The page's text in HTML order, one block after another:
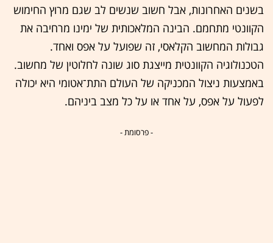
בשנים האחרונות, אבל חשוב שנשים לב שגם מרוץ החימוש
הקוונטי מתחמם. הבינה המלאכותית של ימינו מרחיבה את
גבולות המחשוב הקלאסי, זה שפועל על אפס ואחד.
הטכנולוגיה הקוונטית מייצגת סוג שונה לחלוטין של מחשוב.
באמצעות ניצול המכניקה של העולם התת־אטומי היא יכולה
לפעול על אפס, על אחד או על כל מצב ביניהם.
- פרסומת -